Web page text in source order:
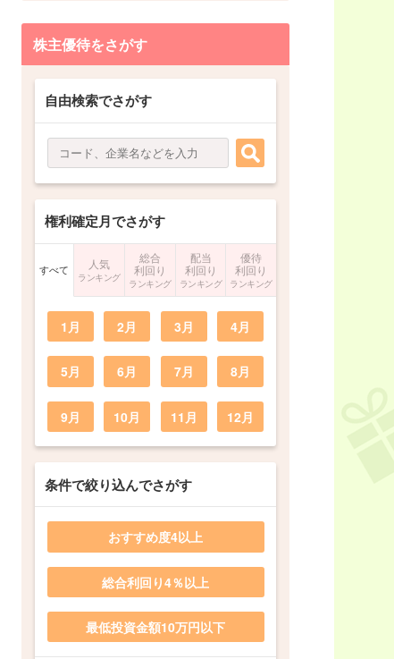
株主優待をさがす
自由検索でさがす
権利確定月でさがす
すべて 人気
ランキング
総合
利回り
ランキング
配当
利回り
ランキング
優待
利回り
ランキング
1月 2月 3月 4月
5月 6月 7月 8月
9月 10月 11月 12月
条件で絞り込んでさがす
おすすめ度4以上
総合利回り4％以上
最低投資金額10万円以下